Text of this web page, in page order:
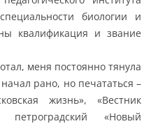
биологии и
квалификация и звание
меня постоянно тянула
рано, но печататься –
жизнь», «Вестник
петроградский «Новый